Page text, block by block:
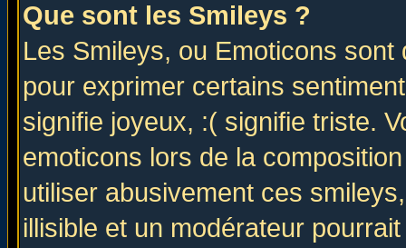
Que sont les Smileys ?
Les Smileys, ou Emoticons
pour exprimer certains
signifie joyeux, :( signifie triste.
emoticons lors de la
utiliser abusivement ces
illisible et un modérateur